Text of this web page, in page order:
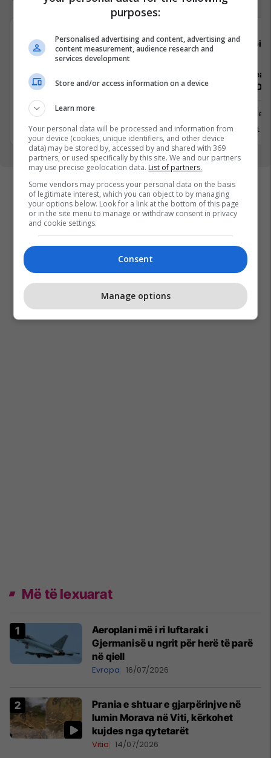
cpit comparit GmbH
Senior Product Designer (UX/UI) 4-
Day Workweek
Prishtinë
7 Gusht 2026
cpit
Senior
.NET) 4-
Prishtinë
5 Gusht
Më të lexuarat
Aeroplani më i ri luftarak i
Gjermanisë u ngrit për herë të parë
në qiell
Evropa 16/07/2026
Prania e shtuar e gjarpërinjve në
lumin Morava në Viti, kërkohet
kujdes nga qytetarët
Vitia 14/07/2026
purposes:
Personalised advertising and content, advertising and
content measurement, audience research and
services development
Store and/or access information on a device
Learn more
Your personal data will be processed and information from
your device (cookies, unique identifiers, and other device
data) may be stored by, accessed by and shared with 369
partners, or used specifically by this site. We and our partners
may use precise geolocation data. List of partners.
Some vendors may process your personal data on the basis
of legitimate interest, which you can object to by managing
your options below. Look for a link at the bottom of this page
or in the site menu to manage or withdraw consent in privacy
and cookie settings.
Consent
Manage options